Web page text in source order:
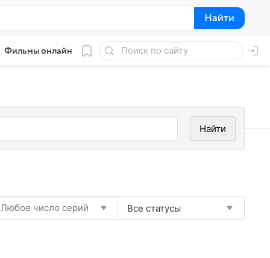
Найти
Найти
Фильмы онлайн
Найти
Все статусы